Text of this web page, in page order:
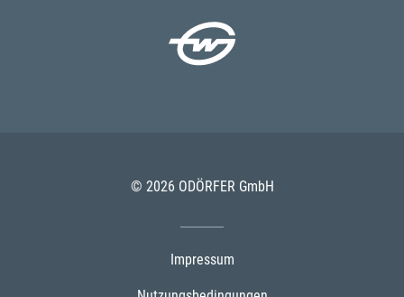
© 2026 ODÖRFER GmbH
Impressum